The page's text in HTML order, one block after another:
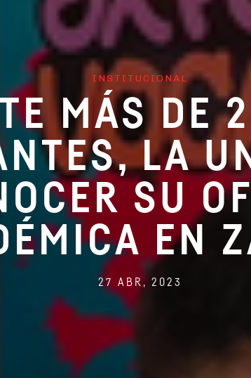
INSTITUCIONAL
MÁS DE
LA
SU
EN
27 ABR, 2023